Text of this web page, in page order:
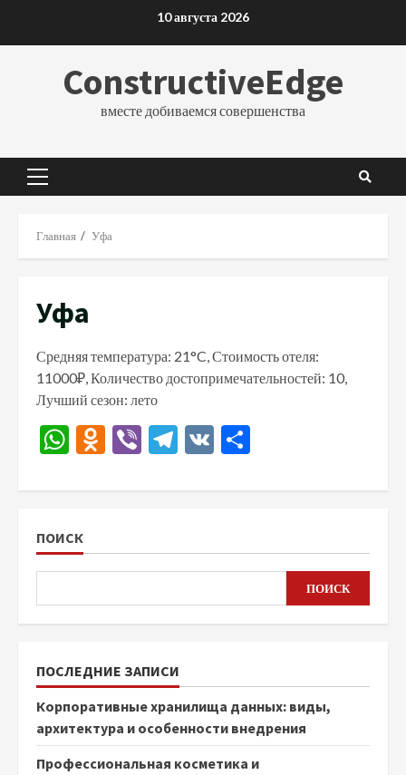
10 августа 2026
ConstructiveEdge
вместе добиваемся совершенства
Основное
Главная Уфа
Уфа
Средняя температура: 21°C, Стоимость отеля:
11000₽, Количество достопримечательностей: 10,
Лучший сезон: лето
WhatsApp
Odnoklassniki
ViberTelegram
VK
ПОИСК
ПОИСК
ПОСЛЕДНИЕ ЗАПИСИ
Корпоративные хранилища данных: виды,
архитектура и особенности внедрения
Профессиональная косметика и